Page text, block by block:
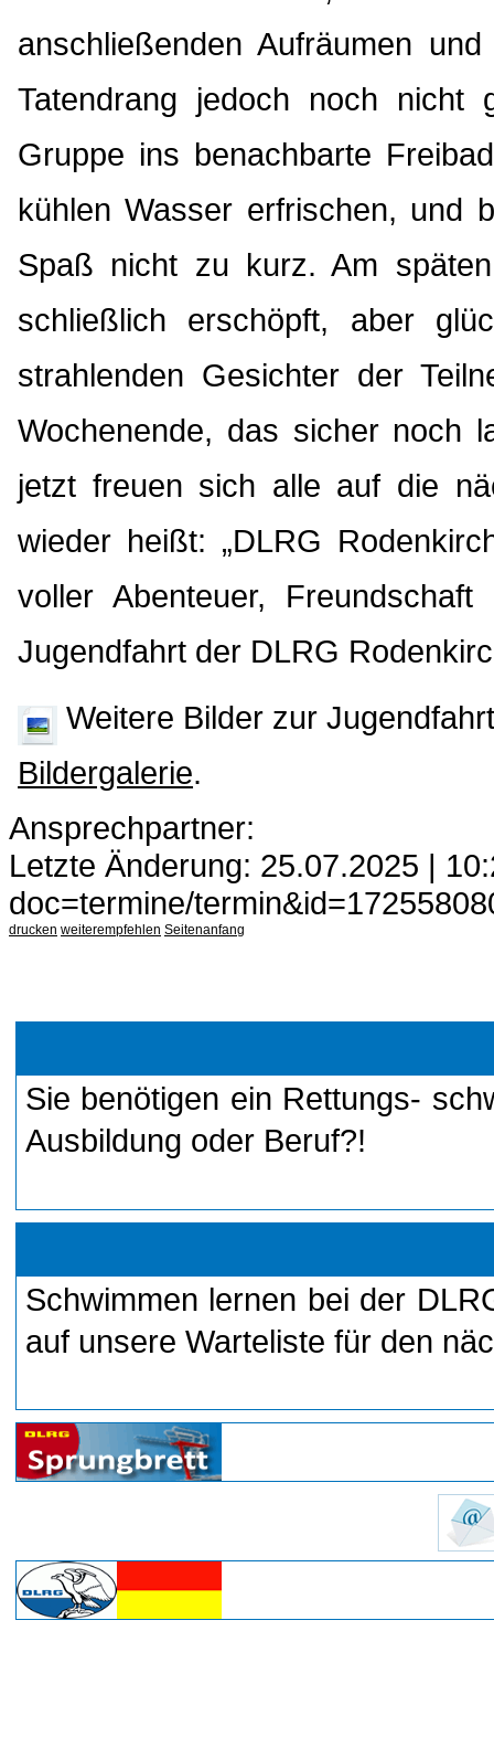
anschließenden Aufräumen
Tatendrang jedoch noch nicht
Gruppe ins benachbarte
kühlen Wasser erfrischen, und
Spaß nicht zu kurz. Am
schließlich erschöpft, aber
strahlenden Gesichter der
Wochenende, das sicher noch
jetzt freuen sich alle auf die
wieder heißt: „DLRG
voller Abenteuer,
Jugendfahrt der DLRG
Weitere Bilder zur
Bildergalerie.
Ansprechpartner:
Letzte Änderung: 25.07.2025 |
doc=termine/
drucken weiterempfehlen Seitenanfang
Sie benötigen ein Rettungs-
Aus­bildung oder Beruf?!
Schwimmen lernen bei der
auf unsere Warte­liste für den